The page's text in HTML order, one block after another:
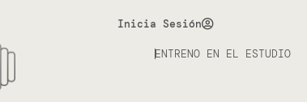
Inicia Sesión
ENTRENO EN EL ESTUDIO